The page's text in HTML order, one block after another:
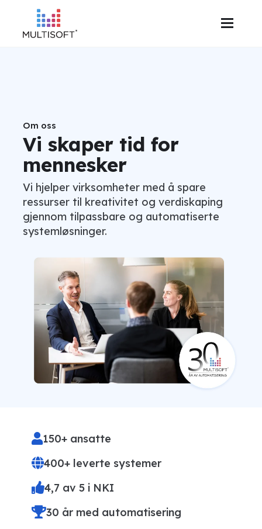
Om oss
Vi skaper tid for
mennesker
Vi hjelper virksomheter med å spare
ressurser til kreativitet og verdiskaping
gjennom tilpassbare og automatiserte
systemløsninger.
150+ ansatte
400+ leverte systemer
4,7 av 5 i NKI
30 år med automatisering